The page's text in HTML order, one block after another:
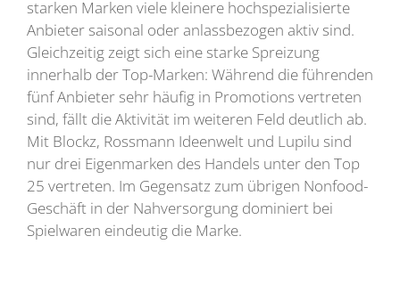
starken Marken viele kleinere hochspezialisierte
Anbieter saisonal oder anlassbezogen aktiv sind.
Gleichzeitig zeigt sich eine starke Spreizung
innerhalb der Top-Marken: Während die führenden
fünf Anbieter sehr häufig in Promotions vertreten
sind, fällt die Aktivität im weiteren Feld deutlich ab.
Mit Blockz, Rossmann Ideenwelt und Lupilu sind
nur drei Eigenmarken des Handels unter den Top
25 vertreten. Im Gegensatz zum übrigen Nonfood-
Geschäft in der Nahversorgung dominiert bei
Spielwaren eindeutig die Marke.